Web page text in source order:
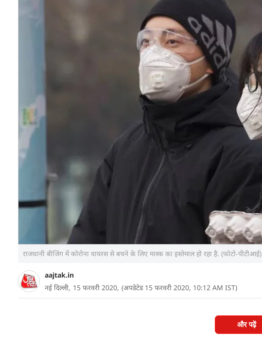
राजधानी बीजिंग में कोरोना वायरस से बचने के लिए मास्क का इस्तेमाल हो रहा है. (फोटो-पीटीआई)
aajtak.in
नई दिल्ली, 15 फरवरी 2020, (अपडेटेड 15 फरवरी 2020, 10:12 AM IST)
और पढ़ें